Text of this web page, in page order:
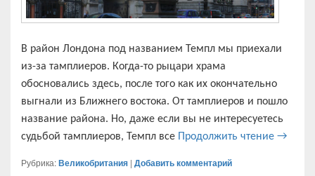
В район Лондона под названием Темпл мы приехали
из-за тамплиеров. Когда-то рыцари храма
обосновались здесь, после того как их окончательно
выгнали из Ближнего востока. От тамплиеров и пошло
название района. Но, даже если вы не интересуетесь
судьбой тамплиеров, Темпл все Продолжить чтение Район
→
Рубрика:Великобритания | Добавить комментарий